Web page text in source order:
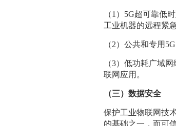
（1）5G超可靠低
工业机器的远程紧
（2）公共和专用
（3）低功耗广域
联网应用。
（三）数据安全
保护工业物联网技
的基础之一，而可